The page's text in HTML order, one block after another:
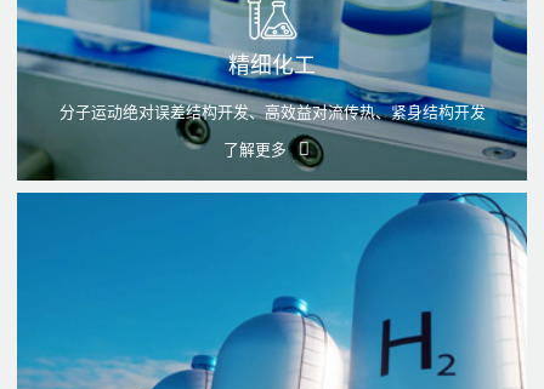
精细化工
分子运动绝对误差结构开发、高效益对流传热、紧身结构开发
了解更多